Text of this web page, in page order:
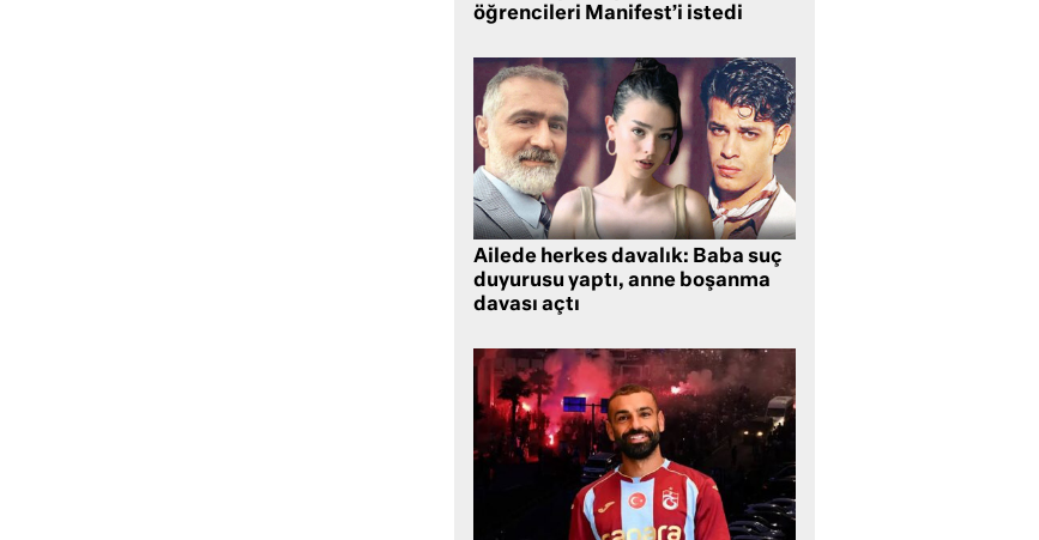
öğrencileri Manifest’i istedi
Ailede herkes davalık: Baba suç
duyurusu yaptı, anne boşanma
davası açtı